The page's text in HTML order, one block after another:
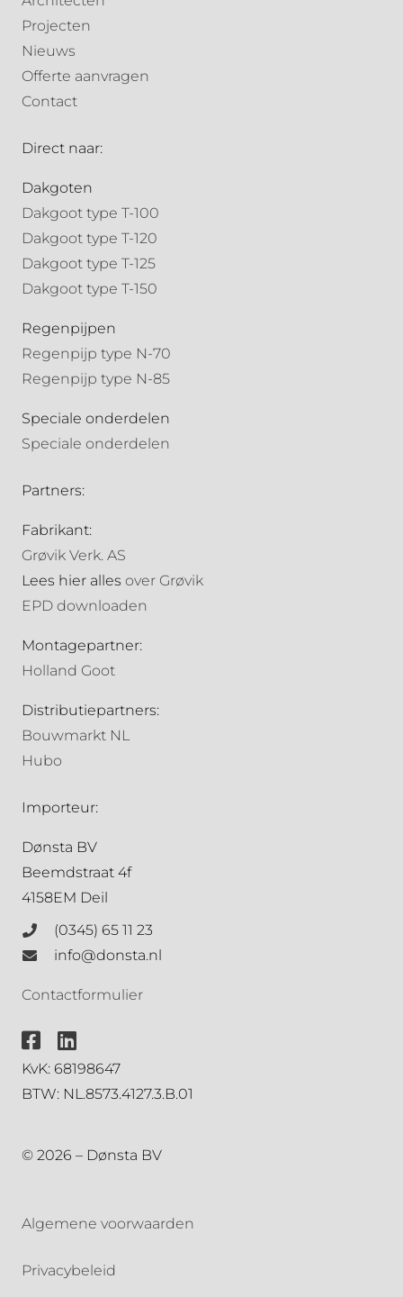
Projecten
Nieuws
Offerte aanvragen
Contact
Direct naar:
Dakgoten
Dakgoot type T-100
Dakgoot type T-120
Dakgoot type T-125
Dakgoot type T-150
Regenpijpen
Regenpijp type N-70
Regenpijp type N-85
Speciale onderdelen
Speciale onderdelen
Partners:
Fabrikant:
Grøvik Verk. AS
Lees hier alles over Grøvik
EPD downloaden
Montagepartner:
Holland Goot
Distributiepartners:
Bouwmarkt NL
Hubo
Importeur:
Dønsta BV
Beemdstraat 4f
4158EM Deil
(0345) 65 11 23
info@donsta.nl
Contactformulier
KvK: 68198647
BTW: NL.8573.4127.3.B.01
© 2026 – Dønsta BV
Algemene voorwaarden
Privacybeleid